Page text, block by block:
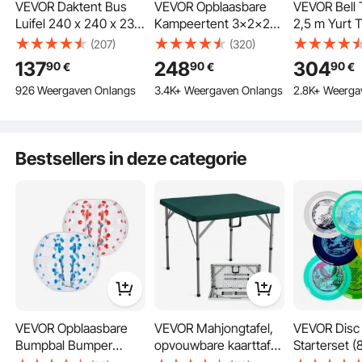
Duurzaam en milieuvriendelijk
Het is gemaakt van internationale standaard 0,8 mm PVC/TPU-film,
flexibiliteit.
VEVOR Daktent Bus
Luifel 240 x 240 x 230
cm, Autotent
Achterklep Incl.
Dubbellaagse Tent
PU2000 mm Daktent
Avontuur, Reizen,
(207)
13790€
926 Weergaven Onlangs
VEVOR Opblaasbare
Kampeertent 3x2x2m,
3-5 Personen, 300D
Oxford 4-Seizoens
Glamping Tent met
Handpomp,
Opbergtas voor
(320)
24890€
3.4K+ Weergaven Onlangs
VEVOR
2,5 m Yurt
Katoen en
ijzeren
PVC
30490€
2.8K+
Bestsellers in deze categorie
VEVOR Opblaasbare
Bumpbal Bumper
VEVOR Mahjongtafel,
opvouwbare kaarttafel
VEVOR
Starterset